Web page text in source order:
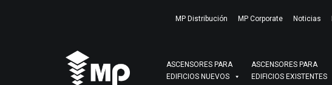
MP Distribución MP Corporate Noticias
ASCENSORES PARA
EDIFICIOS NUEVOS
ASCENSORES PARA
EDIFICIOS EXISTENTES